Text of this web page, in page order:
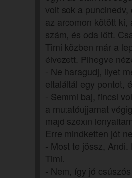
volt sok a
az arcomon kötött
szám, és oda lőtt.
Timi közben már a
élvezett. Pihegve
- Ne haragudj, ilyet
eltaláltál egy pontot,
- Semmi baj, fincsi
a mutatóujjamat
majd szexin
Erre mindketten jót
- Most te jössz,
Timi.
- Nem, így jó